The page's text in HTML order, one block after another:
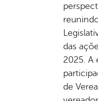
das
2025. A
de